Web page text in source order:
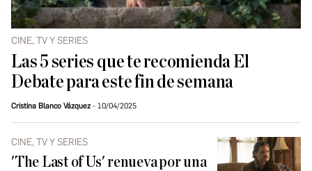
CINE, TV Y SERIES
Las 5 series que te recomienda El
Debate para este fin de semana
Cristina Blanco Vázquez 10/04/2025
CINE, TV Y SERIES
'The Last of Us' renueva por una